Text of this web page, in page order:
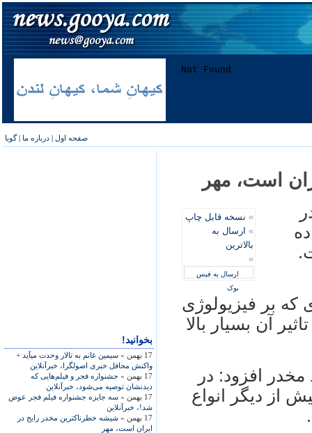
صفحه اول | درباره ما |گویا
بخوانید!
17 بهمن »
سیمین غانم به تالار وحدت می​آید +
واکنش محافل خبری اصولگرا، خبرآنلاین
17 بهمن »
جشنواره فجر و فیلم‌هایی که
دیدنشان توصیه می‌شود، خبرآنلاین
17 بهمن »
سه جایزه جشنواره فیلم فجر عوض
شد!، خبرآنلاین
17 بهمن »
شیشه خطرناکترین مخدر رایج در
ایران است، مهر
است، مهر
» نسخه قابل چاپ
» ارسال به
بالاترین
»
ارسال به فیس
بوک
که بر فیزیولوژی
آن بسیار بالا
افزود: در
از دیگر انواع